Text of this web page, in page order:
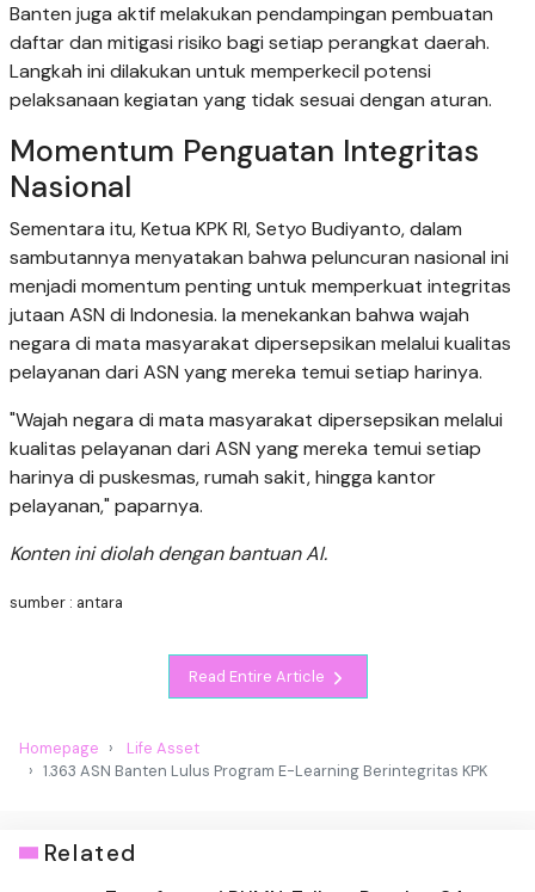
Banten juga aktif melakukan pendampingan pembuatan
daftar dan mitigasi risiko bagi setiap perangkat daerah.
Langkah ini dilakukan untuk memperkecil potensi
pelaksanaan kegiatan yang tidak sesuai dengan aturan.
Momentum Penguatan Integritas
Nasional
Sementara itu, Ketua KPK RI, Setyo Budiyanto, dalam
sambutannya menyatakan bahwa peluncuran nasional ini
menjadi momentum penting untuk memperkuat integritas
jutaan ASN di Indonesia. Ia menekankan bahwa wajah
negara di mata masyarakat dipersepsikan melalui kualitas
pelayanan dari ASN yang mereka temui setiap harinya.
"Wajah negara di mata masyarakat dipersepsikan melalui
kualitas pelayanan dari ASN yang mereka temui setiap
harinya di puskesmas, rumah sakit, hingga kantor
pelayanan," paparnya.
Konten ini diolah dengan bantuan AI.
sumber : antara
Read Entire Article
Homepage
Life Asset
1.363 ASN Banten Lulus Program E-Learning Berintegritas KPK
Related